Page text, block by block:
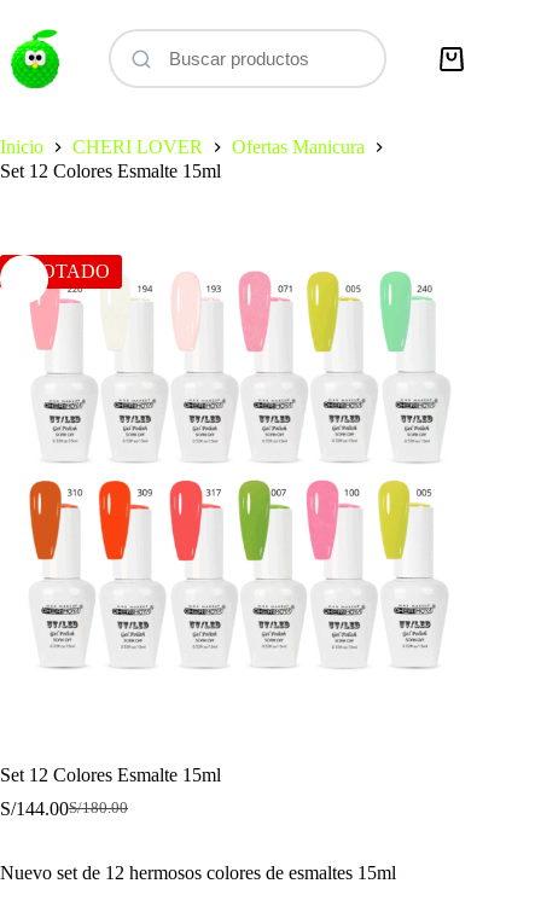
contenido
Carro
Inicio
CHERI LOVER
Ofertas Manicura
Set 12 Colores Esmalte 15ml
AGOTADO
Set 12 Colores Esmalte 15ml
S/180.00
El
era:
S/144.00El
es:
Nuevo set de 12 hermosos colores de esmaltes 15ml